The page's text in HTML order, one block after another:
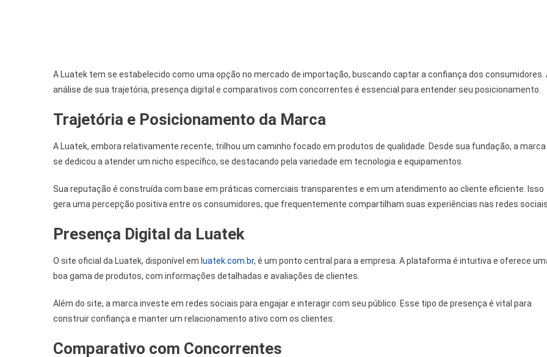
A Luatek tem se estabelecido como uma opção no mercado de importação, buscando captar a confiança dos consumidores.
análise de sua trajetória, presença digital e comparativos com concorrentes é essencial para entender seu posicionamento.
Trajetória e Posicionamento da Marca
A Luatek, embora relativamente recente, trilhou um caminho focado em produtos de qualidade. Desde sua fundação, a marca
se dedicou a atender um nicho específico, se destacando pela variedade em tecnologia e equipamentos.
Sua reputação é construída com base em práticas comerciais transparentes e em um atendimento ao cliente eficiente. Isso
gera uma percepção positiva entre os consumidores, que frequentemente compartilham suas experiências nas redes
Presença Digital da Luatek
O site oficial da Luatek, disponível em luatek.com.br, é um ponto central para a empresa. A plataforma é intuitiva e oferece
boa gama de produtos, com informações detalhadas e avaliações de clientes.
Além do site, a marca investe em redes sociais para engajar e interagir com seu público. Esse tipo de presença é vital para
construir confiança e manter um relacionamento ativo com os clientes.
Comparativo com Concorrentes